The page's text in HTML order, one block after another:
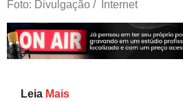
Foto: Divulgação / Internet
Leia Mais